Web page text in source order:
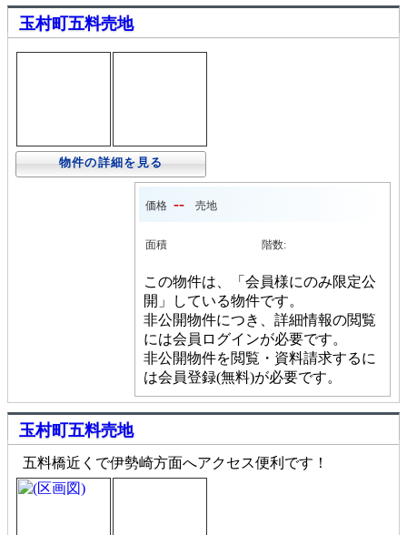
玉村町五料売地
物件の詳細を見る
価格 -- 売地
面積 階数:
この物件は、「会員様にのみ限定公
開」している物件です。
非公開物件につき、詳細情報の閲覧
には会員ログインが必要です。
非公開物件を閲覧・資料請求するに
は会員登録(無料)が必要です。
玉村町五料売地
五料橋近くで伊勢崎方面へアクセス便利です！